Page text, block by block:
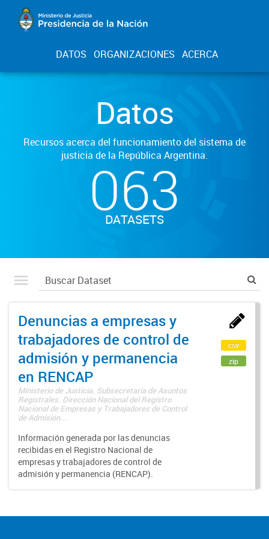
DATOS ORGANIZACIONES ACERCA
Datos
Recursos acerca del funcionamiento del sistema de
justicia de la República Argentina.
063
DATASETS
Denuncias a empresas y
trabajadores de control de
admisión y permanencia
en RENCAP
Ministerio de Justicia. Subsecretaría de Asuntos
Registrales. Dirección Nacional del Registro
Nacional de Empresas y Trabajadores de Control
de Admisión...
Información generada por las denuncias
recibidas en el Registro Nacional de
empresas y trabajadores de control de
admisión y permanencia (RENCAP).
csv
zip